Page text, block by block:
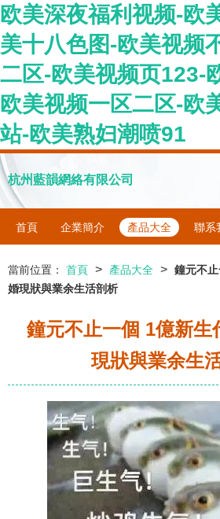
欧美深夜福利视频-欧
美十八色图-欧美视频
二区-欧美视频页123-
欧美视频一区二区-欧
站-欧美熟妇潮喷91
杭州藍韻網絡有限公司
首頁 企業簡介 產品大全 聯系
當前位置： 首頁 > 產品大全 > 鐘元不
婚現狀與業余生活剖析
鐘元不止一個 1億新生
現狀與業余生